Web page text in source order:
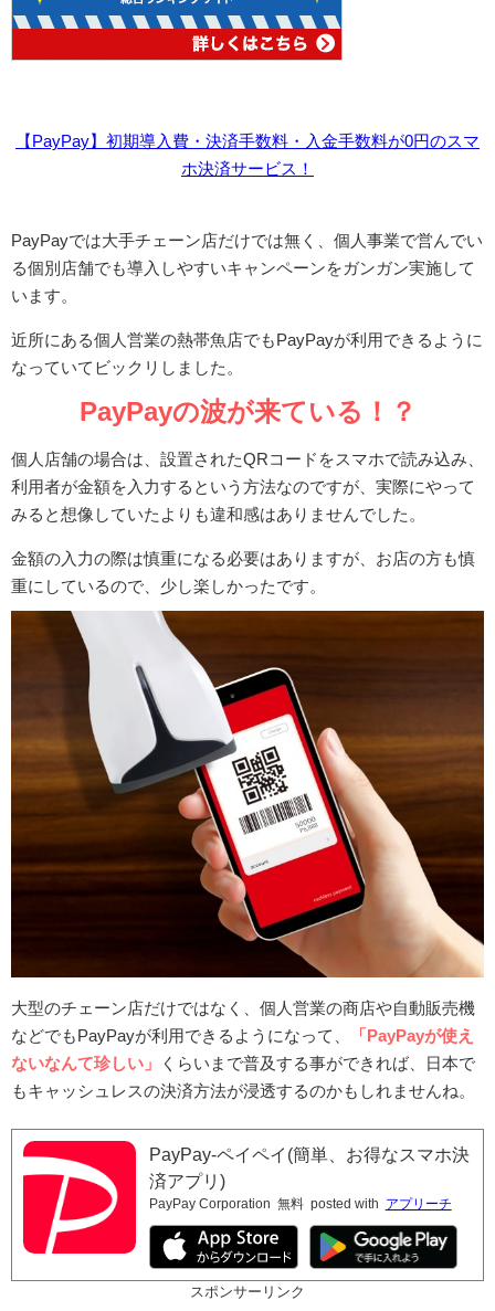
【PayPay】初期導入費・決済手数料・入金手数料が0円のスマ
ホ決済サービス！
PayPayでは大手チェーン店だけでは無く、個人事業で営んでい
る個別店舗でも導入しやすいキャンペーンをガンガン実施して
います。
近所にある個人営業の熱帯魚店でもPayPayが利用できるように
なっていてビックリしました。
PayPayの波が来ている！？
個人店舗の場合は、設置されたQRコードをスマホで読み込み、
利用者が金額を入力するという方法なのですが、実際にやって
みると想像していたよりも違和感はありませんでした。
金額の入力の際は慎重になる必要はありますが、お店の方も慎
重にしているので、少し楽しかったです。
大型のチェーン店だけではなく、個人営業の商店や自動販売機
などでもPayPayが利用できるようになって、
「PayPayが使え
ないなんて珍しい」
くらいまで普及する事ができれば、日本で
もキャッシュレスの決済方法が浸透するのかもしれませんね。
PayPay-ペイペイ(簡単、お得なスマホ決
済アプリ)
PayPay Corporation 無料 posted with アプリーチ
スポンサーリンク